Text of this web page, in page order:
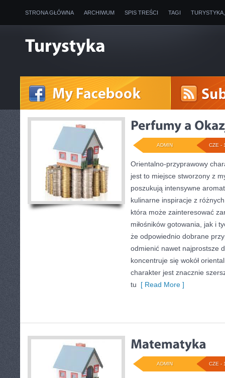
STRONA GŁÓWNA ARCHIWUM SPIS TREŚCI TAGI
CZE -
ADMIN
Orientalno-przyprawowy
jest to miejsce stworzony z
poszukują intensywne
kulinarne inspiracje z
która może zainteresować
miłośników gotowania, jak i
że odpowiednio dobrane
odmienić nawet najprostsze
koncentruje się wokół
charakter jest znacznie
tu [ Read More ]
CZE -
ADMIN